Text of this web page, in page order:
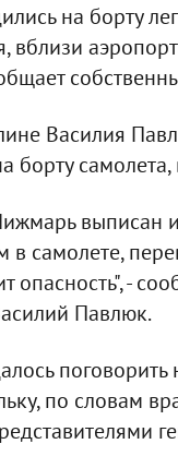
на борту
вблизи
Василия
борту
выписан
самолете,
-
Павлюк.
по словам